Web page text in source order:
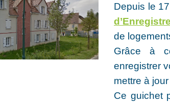
Depuis le
de
Grâce à
enregistrer
mettre à
Ce guichet